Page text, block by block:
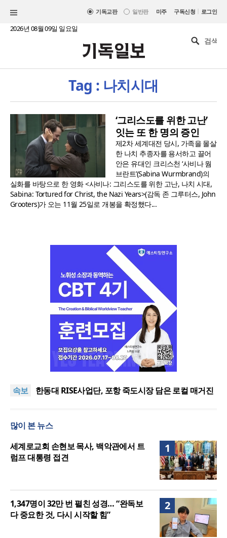
기독교판 일반판 미주 구독신청 | 로그인
2026년 08월 09일 일요일
Tag : 나치시대
‘그리스도를 위한 고난’
잇는 또 한 명의 증인
제2차 세계대전 당시, 가족을 몰살
한 나치 추종자를 용서하고 끌어
안은 유대인 크리스천 ‘사비나 웜
브란트’(Sabina Wurmbrand)의
실화를 바탕으로 한 영화 <사비나: 그리스도를 위한 고난, 나치 시대,
Sabina: Tortured for Christ, the Nazi Years>(감독 존 그루터스, John
Grooters)가 오는 11월 25일로 개봉을 확정했다...
속보
느헤미야 연합기도회, ‘왕의 기도’로 나라·한국교회·다
여”
한동대 RISE사업단, 포항 죽도시장 담은 로컬 매거진
느헤미야 연합기도회, ‘왕의 기도’로 나라·한국교회·다
세기총 “자유를 지키며 하나 된 희망의 미래를 향하
여”
많이 본 뉴스
1
세계로교회 손현보 목사, 백악관에서 트
럼프 대통령 접견
2
1,347명이 32만 번 펼친 성경… “완독보
다 중요한 것, 다시 시작할 힘”